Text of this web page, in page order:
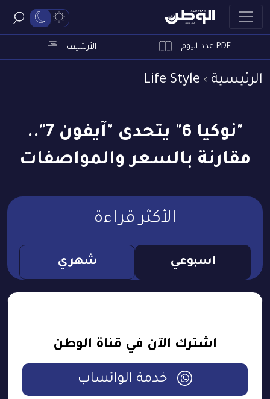
PDF عدد اليوم الأرشيف
الرئيسية Life Style
"نوكيا 6" يتحدى "آيفون 7"..
مقارنة بالسعر والمواصفات
الأكثر قراءة
اسبوعي شهري
اشترك الآن في قناة الوطن
خدمة الواتساب